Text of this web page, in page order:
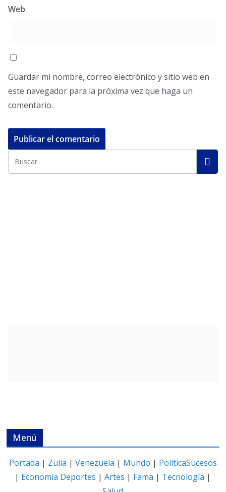
Web
Guardar mi nombre, correo electrónico y sitio web en
este navegador para la próxima vez que haga un
comentario.
Menú
Portada | Zulia | Venezuela | Mundo | PolíticaSucesos
| Economía Deportes |Artes | Fama | Tecnología |